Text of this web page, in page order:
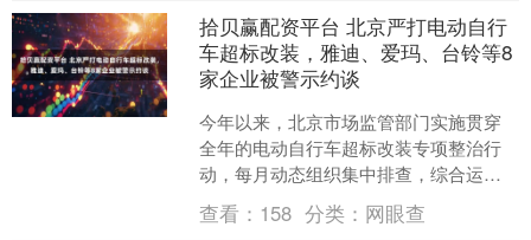
拾贝赢配资平台 北京严打电动自行
车超标改装，雅迪、爱玛、台铃等8
家企业被警示约谈
今年以来，北京市场监管部门实施贯穿
全年的电动自行车超标改装专项整治行
动，每月动态组织集中排查，综合运用
暗访暗查、突击夜查、溯源追查、检验
检测等多种手段，对超标改....
查看： 158 分类： 网眼查